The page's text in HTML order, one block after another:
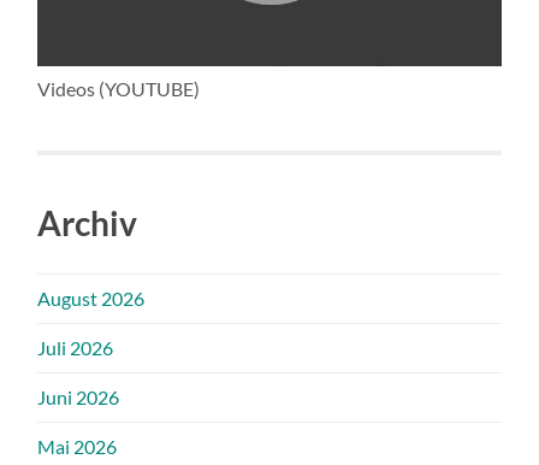
Videos (YOUTUBE)
Archiv
August 2026
Juli 2026
Juni 2026
Mai 2026